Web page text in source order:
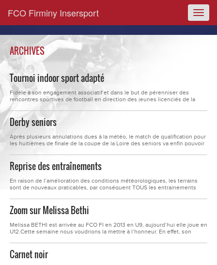
FCO Firminy Insersport
ARCHIVES
Tournoi indoor sport adapté
Fidèle à son engagement associatif et dans le but de pérenniser des
rencontres sportives de football en direction des jeunes licenciés de la
fédération de sport adapté, le FCO FIRMINY INSERSPORT a organisé
mercredi 25 Janvier, au CLUB 42 à Andrézieux Bouthéon, son premier
tournoi indoor de sport adapté. A cette occasion, nous recevions 17...
Derby seniors
Après plusieurs annulations dues à la météo, le match de qualification pour
les huitièmes de finale de la coupe de la Loire des seniors va enfin pouvoir
chambonnaires de l’équipe du CHF DERVAUX au stade du Firmament à
Firminy.Les deux équipes auront à cœur de...
Reprise des entraînements
En raison de l’amélioration des conditions météorologiques, les terrains
sont de nouveaux praticables, par conséquent TOUS les entrainements
Zoom sur Melissa Bethi
Melissa BETHI est arrivée au FCO FI en 2013 en U9, aujourd’hui elle joue en
U12.Cette semaine nous voudrions la mettre à l’honneur. En effet, son
saison. &nbsp;De plus, ses performances sur les rencontres officielles
comme sur les tournois ne cessent de s’améliorer tout en gardant une...
Carnet noir